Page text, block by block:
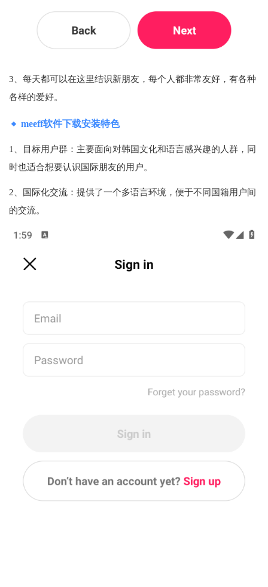
3、每天都可以在这里结识新朋友，每个人都非常友好，有各种
各样的爱好。
meeff软件下载安装特色
1、目标用户群：主要面向对韩国文化和语言感兴趣的人群，同
时也适合想要认识国际朋友的用户。
2、国际化交流：提供了一个多语言环境，便于不同国籍用户间
的交流。